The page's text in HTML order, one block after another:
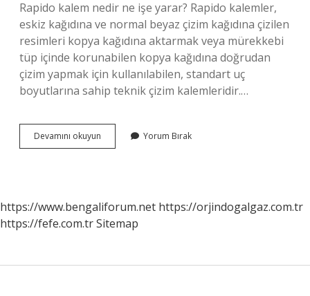
Rapido kalem nedir ne işe yarar? Rapido kalemler,
eskiz kağıdına ve normal beyaz çizim kağıdına çizilen
resimleri kopya kağıdına aktarmak veya mürekkebi
tüp içinde korunabilen kopya kağıdına doğrudan
çizim yapmak için kullanılabilen, standart uç
boyutlarına sahip teknik çizim kalemleridir.…
Devamını okuyun
Kalemi
Yorum Bırak
https://www.bengaliforum.net https://orjindogalgaz.com.tr
https://fefe.com.trSitemap